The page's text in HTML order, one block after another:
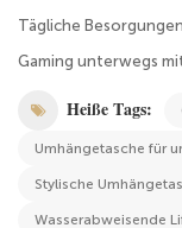
Tägliche
Gaming unterwegs
Heiße Tags:
Umhängetasche für
Stylische
Wasserabweisende